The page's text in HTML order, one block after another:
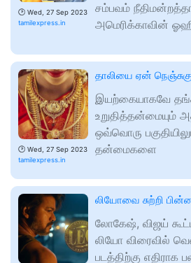
🕑 Wed, 27 Sep 2023
tamilexpress.in
சம்பவம்
அமெரிக்காவின்
🕑 Wed, 27 Sep 2023
tamilexpress.in
தாலியை ஏன்
இயற்கையாகவே
உறுதித்தன்மையும்
ஒவ்வொரு
தன்மைகளை
லியோவை சுற்றி
லோகேஷ், விஜய்
லியோ விரைவில்
படத்திற்கு எதிராக